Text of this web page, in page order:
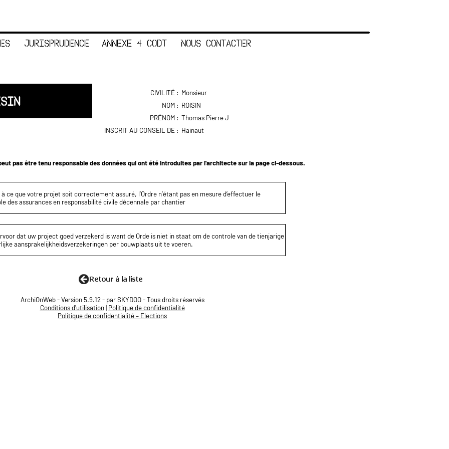
JURISPRUDENCE ANNEXE 4 CODT NOUS CONTACTER
CIVILITÉ : Monsieur
NOM : ROISIN
PRÉNOM : Thomas Pierre J
INSCRIT AU CONSEIL DE : Hainaut
pas être tenu responsable des données qui ont été introduites par l'architecte sur la page ci-dessous.
à ce que votre projet soit correctement assuré, l’Ordre n’étant pas en mesure d’effectuer le
des assurances en responsabilité civile décennale par chantier
dat uw project goed verzekerd is want de Orde is niet in staat om de controle van de tienjarige
aansprakelijkheidsverzekeringen per bouwplaats uit te voeren.
ArchiOnWeb - Version 5.9.12 - par SKYDOO - Tous droits réservés
Conditions d'utilisation| Politique de confidentialité
Politique de confidentialité – Elections